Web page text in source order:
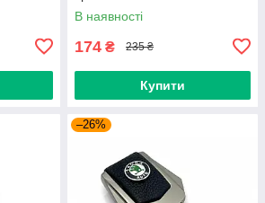
В наявності
174 ₴ 235 ₴
Купити
–26%